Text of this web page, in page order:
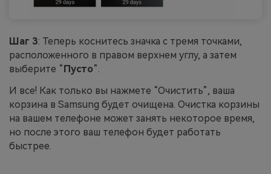
Шаг 3: Теперь коснитесь значка с тремя точками,
расположенного в правом верхнем углу, а затем
выберите “ Пусто”.
И все! Как только вы нажмете “Очистить”, ваша
корзина в Samsung будет очищена. Очистка корзины
на вашем телефоне может занять некоторое время,
но после этого ваш телефон будет работать
быстрее.